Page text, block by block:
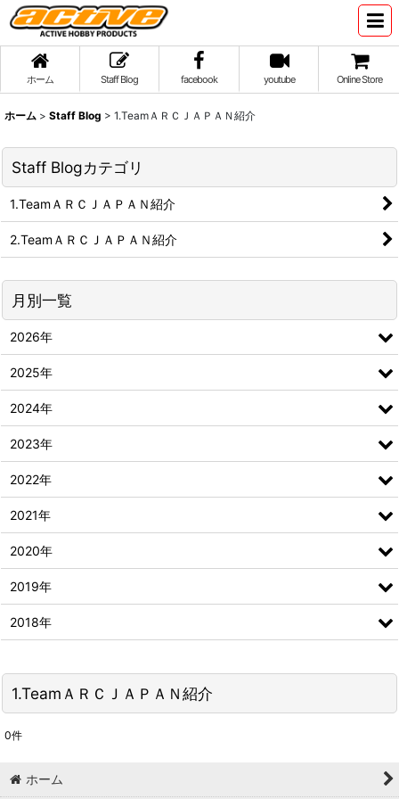
ホーム Staff Blog facebook youtube Online Store
ホーム > Staff Blog > 1.TeamＡＲＣＪＡＰＡＮ紹介
1.TeamＡＲＣＪＡＰＡＮ紹介
0件
Staff Blogカテゴリ
1.TeamＡＲＣＪＡＰＡＮ紹介
2.TeamＡＲＣＪＡＰＡＮ紹介
月別一覧
2026年
2025年
2024年
2023年
2022年
2021年
2020年
2019年
2018年
ホーム